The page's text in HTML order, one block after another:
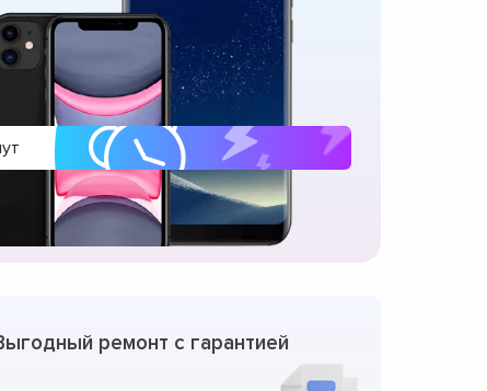
ремонт с гарантией